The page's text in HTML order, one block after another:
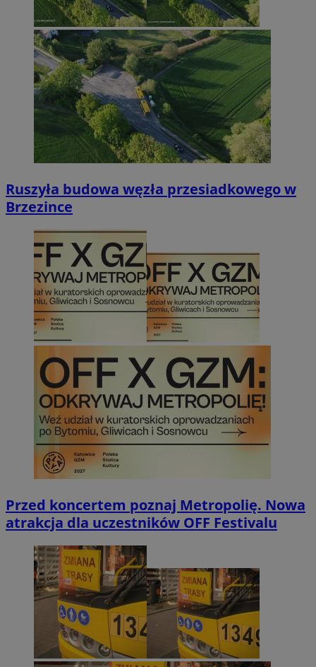
Ruszyła budowa węzła przesiadkowego w
Brzezince
Przed koncertem poznaj Metropolię. Nowa
atrakcja dla uczestników OFF Festivalu